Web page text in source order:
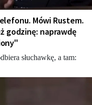
Mówi Rustem.
godzinę: naprawdę
słuchawkę, a tam: